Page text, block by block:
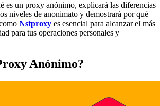
es un proxy anónimo, explicará las diferencias
niveles de anonimato y demostrará por qué
Nstproxy es esencial para alcanzar el más
para tus operaciones personales y
Anónimo?